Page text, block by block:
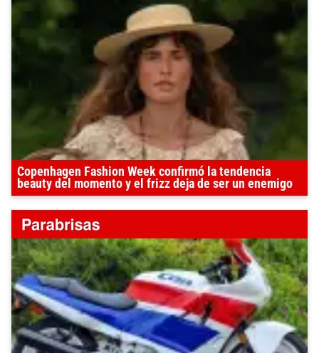
Copenhagen Fashion Week confirmó la tendencia
beauty del momento y el frizz deja de ser un enemigo